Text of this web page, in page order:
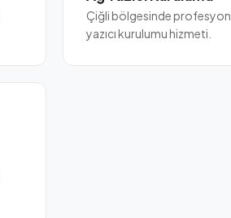
Çiğli bölgesinde
yazıcı kurulumu hizmeti.